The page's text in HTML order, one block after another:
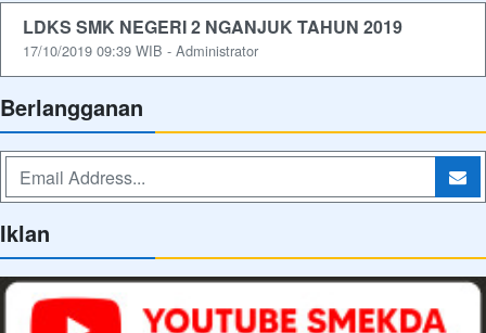
LDKS SMK NEGERI 2 NGANJUK TAHUN 2019
17/10/2019 09:39 WIB - Administrator
Berlangganan
Iklan